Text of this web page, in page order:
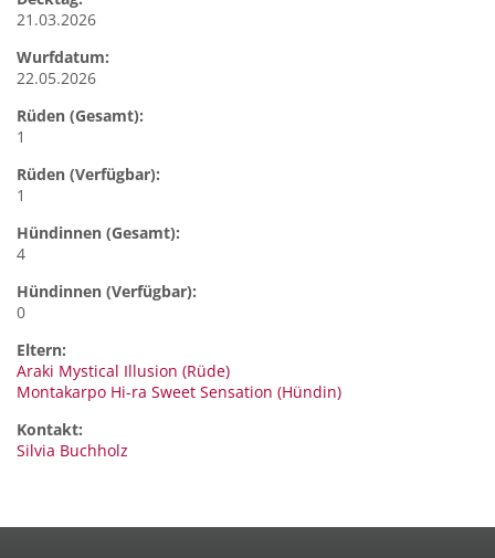
21.03.2026
Wurfdatum:
22.05.2026
Rüden (Gesamt):
1
Rüden (Verfügbar):
1
Hündinnen (Gesamt):
4
Hündinnen (Verfügbar):
0
Eltern:
Araki Mystical Illusion (Rüde)
Montakarpo Hi-ra Sweet Sensation (Hündin)
Kontakt:
Silvia Buchholz